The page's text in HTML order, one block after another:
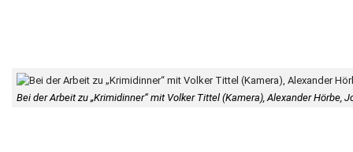
Bei der Arbeit zu „Krimidinner“ mit Volker Tittel (Kamera), Alexander